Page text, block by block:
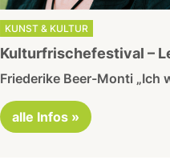
KUNST & KULTUR
Kulturfrischefestival –
Friederike Beer-Monti „Ich
alle Infos »